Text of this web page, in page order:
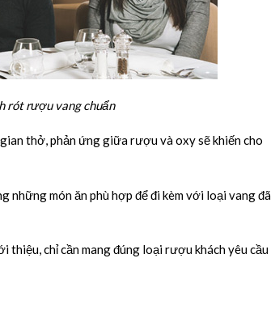
rót rượu vang chuẩn
thở, phản ứng giữa rượu và oxy sẽ khiến cho
món ăn phù hợp để đi kèm với loại vang đã
chỉ cần mang đúng loại rượu khách yêu cầu